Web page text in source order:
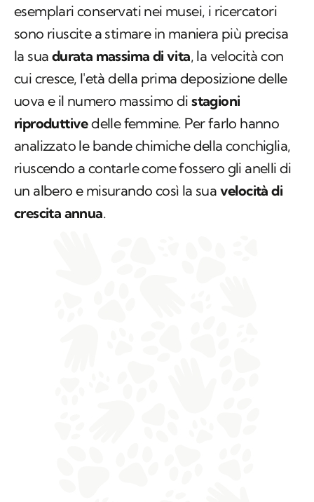
Studiandoi tassi di crescita del guscionegli
esemplari conservati nei musei, i ricercatori
sono riuscite a stimare in maniera più precisa
la suadurata massima di vita, la velocità con
cui cresce, l'età della prima deposizione delle
uova e il numero massimo distagioni
riproduttivedelle femmine. Per farlo hanno
analizzato le bande chimiche della conchiglia,
riuscendo a contarle come fossero gli anelli di
un albero e misurando così la sua